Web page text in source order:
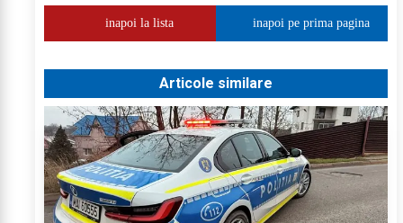
inapoi la lista inapoi pe prima pagina
Articole similare